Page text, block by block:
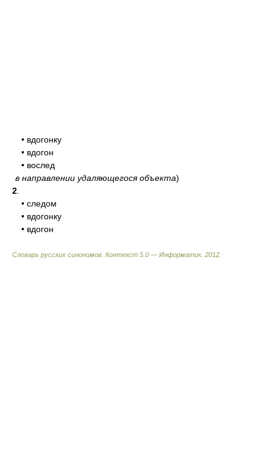
• вдогонку
• вдогон
• вослед
в направлении удаляющегося объекта)
2
• следом
• вдогонку
• вдогон
Словарь русских синонимов. Контекст 5.0 — Информатик. 2012